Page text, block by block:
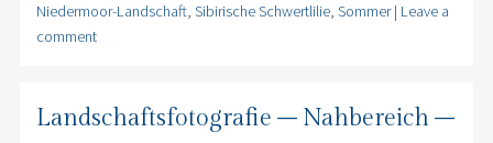
Niedermoor-Landschaft, Sibirische Schwertlilie, Sommer | Leave a
comment
Landschaftsfotografie – Nahbereich –